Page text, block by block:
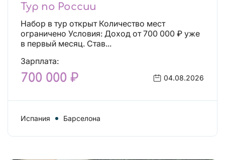
Тур по России
Набор в тур открыт Количество мест
ограничено Условия: Доход от 700 000 ₽ уже
в первый месяц. Став...
Зарплата:
700 000 ₽ 04.08.2026
Испания Барселона